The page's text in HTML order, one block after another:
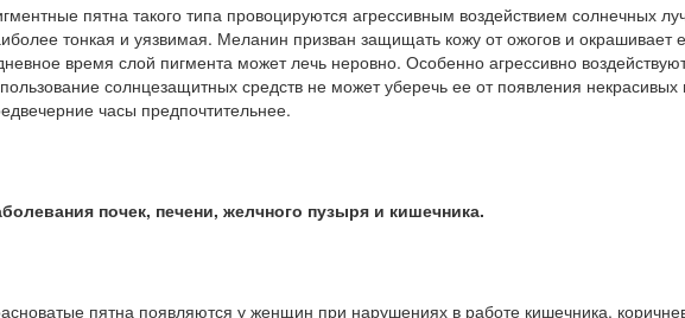
пятна такого типа провоцируются агрессивным воздействием солнечных
тонкая и уязвимая. Меланин призван защищать кожу от ожогов и
время слой пигмента может лечь неровно. Особенно агрессивно
солнцезащитных средств не может уберечь ее от появления
часы предпочтительнее.
почек, печени, желчного пузыря и кишечника.
пятна появляются у женщин при нарушениях в работе кишечника,